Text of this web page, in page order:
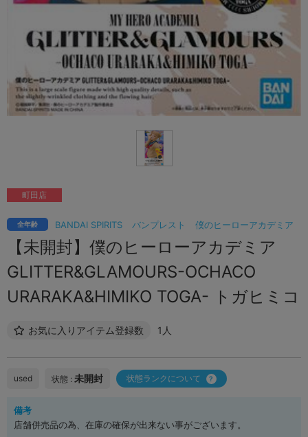
BANDAI SPIRITS バンプレスト 僕のヒーローアカデミア
全年齢
【未開封】僕のヒーローアカデミア
GLITTER&GLAMOURS-OCHACO
URARAKA&HIMIKO TOGA- トガヒミコ
お気に入りアイテム登録数 1人
町田店
used 状態 : 未開封 状態ランクについて
備考
店舗併売品の為、在庫の確保が出来ない事がございます。